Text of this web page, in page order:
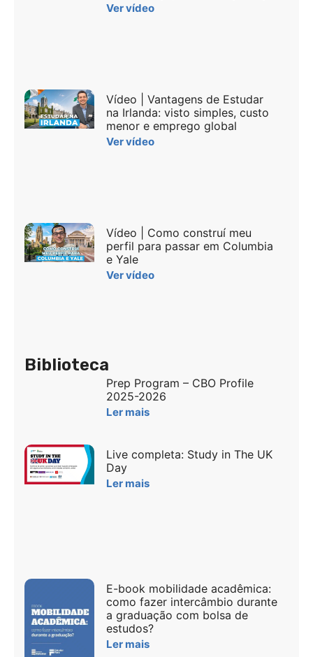
Ver vídeo
Vídeo | Vantagens de Estudar
na Irlanda: visto simples, custo
menor e emprego global
Ver vídeo
Vídeo | Como construí meu
perfil para passar em Columbia
e Yale
Ver vídeo
Biblioteca
Prep Program – CBO Profile
2025-2026
Ler mais
Live completa: Study in The UK
Day
Ler mais
E-book mobilidade acadêmica:
como fazer intercâmbio durante
a graduação com bolsa de
estudos?
Ler mais